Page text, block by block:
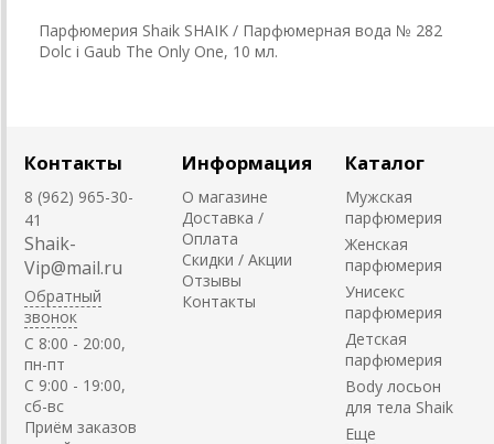
Парфюмерия Shaik SHAIK / Парфюмерная вода № 282
Dolc i Gaub The Only One, 10 мл.
Контакты
8 (962) 965-30-
41
Shaik-
Vip@mail.ru
Обратный
звонок
C 8:00 - 20:00,
пн-пт
С 9:00 - 19:00,
сб-вс
Приём заказов
Информация
О магазине
Доставка /
Оплата
Скидки / Акции
Отзывы
Контакты
Каталог
Мужская
парфюмерия
Женская
парфюмерия
Унисекс
парфюмерия
Детская
парфюмерия
Body лосьон
для тела Shaik